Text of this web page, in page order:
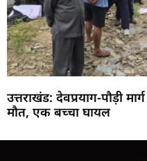
उत्तराखंड: देवप्रयाग-पौड़ी
मौत, एक बच्चा घायल